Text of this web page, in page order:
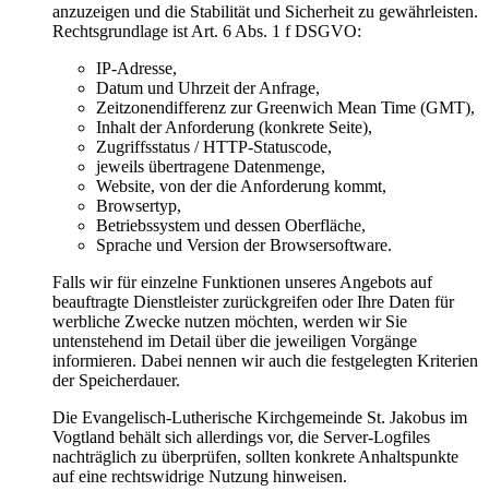
anzuzeigen und die Stabilität und Sicherheit zu gewährleisten.
Rechtsgrundlage ist Art. 6 Abs. 1 f DSGVO:
IP-Adresse,
Datum und Uhrzeit der Anfrage,
Zeitzonendifferenz zur Greenwich Mean Time (GMT),
Inhalt der Anforderung (konkrete Seite),
Zugriffsstatus / HTTP-Statuscode,
jeweils übertragene Datenmenge,
Website, von der die Anforderung kommt,
Browsertyp,
Betriebssystem und dessen Oberfläche,
Sprache und Version der Browsersoftware.
Falls wir für einzelne Funktionen unseres Angebots auf
beauftragte Dienstleister zurückgreifen oder Ihre Daten für
werbliche Zwecke nutzen möchten, werden wir Sie
untenstehend im Detail über die jeweiligen Vorgänge
informieren. Dabei nennen wir auch die festgelegten Kriterien
der Speicherdauer.
Die Evangelisch-Lutherische Kirchgemeinde St. Jakobus im
Vogtland behält sich allerdings vor, die Server-Logfiles
nachträglich zu überprüfen, sollten konkrete Anhaltspunkte
auf eine rechtswidrige Nutzung hinweisen.